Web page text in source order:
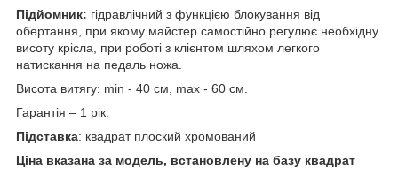
Підйомник: гідравлічний з функцією блокування від
обертання, при якому майстер самостійно регулює необхідну
висоту крісла, при роботі з клієнтом шляхом легкого
натискання на педаль ножа.
Висота витягу: min - 40 см, max - 60 см.
Гарантія – 1 рік.
Підставка: квадрат плоский хромований
Ціна вказана за модель, встановлену на базу квадрат